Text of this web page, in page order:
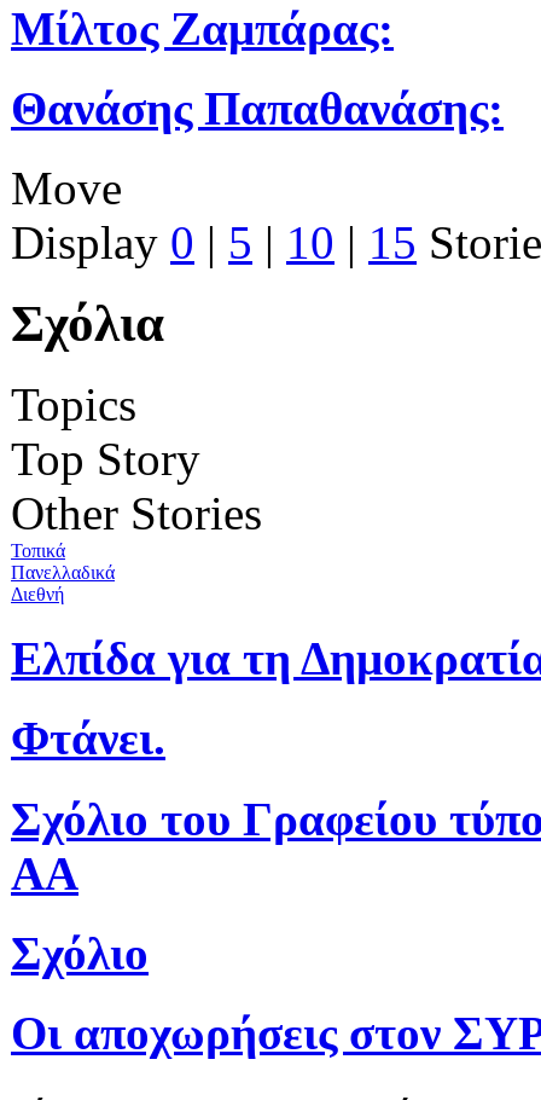
Μίλτος Ζαμπάρας:
Θανάσης Παπαθανάσης:
Move
Display 0 | 5 | 10 | 15
Σχόλια
Topics
Top Story
Other Stories
Τοπικά
Πανελλαδικά
Διεθνή
Ελπίδα για τη
Φτάνει.
Σχόλιο του Γραφείου
ΑΑ
Σχόλιο
Οι αποχωρήσεις στον